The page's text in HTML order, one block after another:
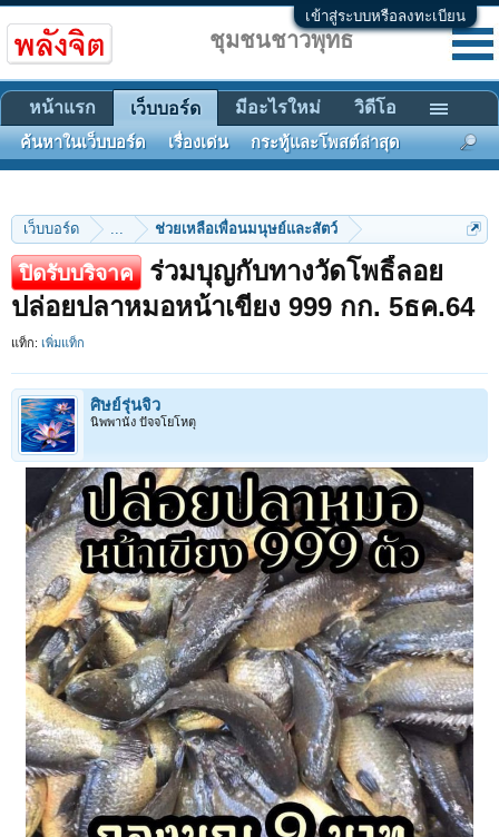
เข้าสู่ระบบหรือลงทะเบียน
เว็บบอร์ด ... ช่วยเหลือเพื่อนมนุษย์และสัตว์
ปิดรับบริจาค
ร่วมบุญกับทางวัดโพธิ์ลอย
ปล่อยปลาหมอหน้าเขียง 999 กก. 5ธค.64
แท็ก: เพิ่มแท็ก
ศิษย์รุ่นจิ๋ว
นิพพานัง ปัจจโยโหตุ
ชุมชนชาวพุทธ
หน้าแรก เว็บบอร์ด
ค้นหาในเว็บบอร์ด เรื่องเด่น กระทู้และโพสต์ล่าสุด
มีอะไรใหม่ วิดีโอ